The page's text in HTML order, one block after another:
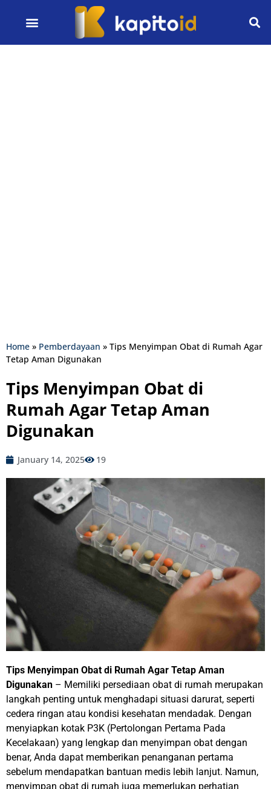
Home » Pemberdayaan » Tips Menyimpan Obat di Rumah Agar
Tetap Aman Digunakan
Tips Menyimpan Obat di
Rumah Agar Tetap Aman
Digunakan
January 14, 2025 19
Tips Menyimpan Obat di Rumah Agar Tetap Aman
Digunakan – Memiliki persediaan obat di rumah merupakan
langkah penting untuk menghadapi situasi darurat, seperti
cedera ringan atau kondisi kesehatan mendadak. Dengan
menyiapkan kotak P3K (Pertolongan Pertama Pada
Kecelakaan) yang lengkap dan menyimpan obat dengan
benar, Anda dapat memberikan penanganan pertama
sebelum mendapatkan bantuan medis lebih lanjut. Namun,
menyimpan obat di rumah juga memerlukan perhatian